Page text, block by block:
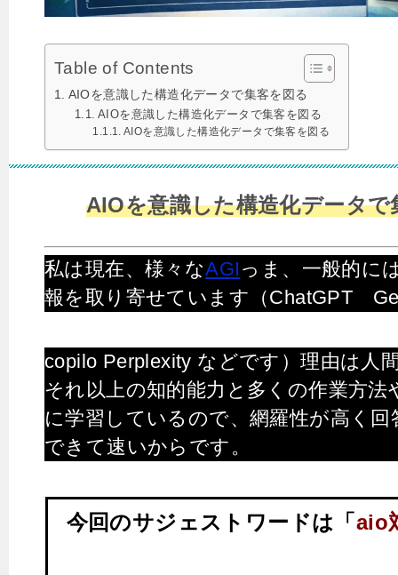
Table of Contents
AIOを意識した構造化データで集客を図る
AIOを意識した構造化データで集客を図る
AIOを意識した構造化データで集客を図る
AIOを意識した構造化データで
私は現在、様々なAGI っま、一般的に
報を取り寄せています（ChatGPT
copilo Perplexity などです）理由は人
それ以上の知的能力と多くの作業方法
に学習しているので、網羅性が高く回
できて速いからです。
今回のサジェストワードは「 aio